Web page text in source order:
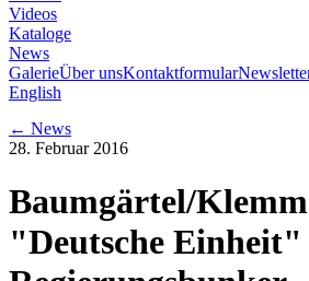
Videos
Kataloge
News
GalerieÜber unsKontaktformular
English
← News
28. Februar 2016
Baumgärtel/
"Deutsche